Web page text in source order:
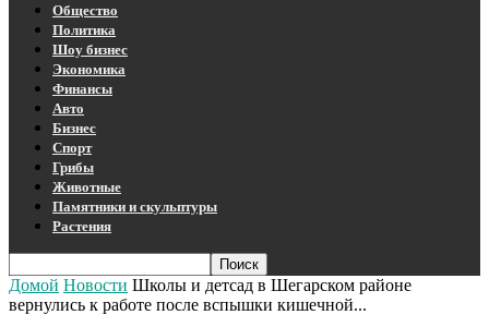
Общество
Политика
Шоу бизнес
Экономика
Финансы
Авто
Бизнес
Спорт
Грибы
Животные
Памятники и скульптуры
Растения
Домой Новости Школы и детсад в Шегарском районе
вернулись к работе после вспышки кишечной...